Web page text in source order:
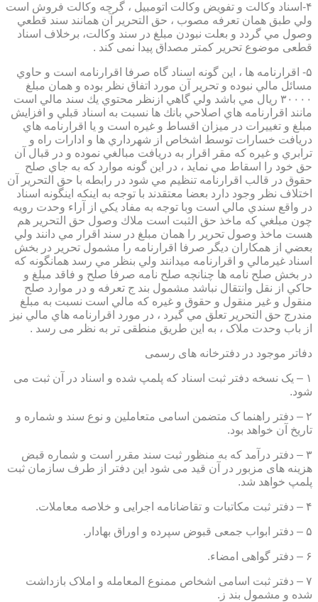
۴-اسناد وكالت و تفويض وكالت اتومبيل ، گرچه وكالت فروش است
ولي طبق همان تعرفه مصوب ، حق التحرير آن همانند سند قطعي
وصول مي گردد و بعلت نبودن مبلغ در سند وكالت، برخلاف اسناد
قطعی موضوع تحریر کمتر مصداق پیدا نمی کند .
۵- اقرارنامه ها ، اين گونه اسناد گاه صرفا اقرارنامه است و حاوي
مسائل مالي نبوده و تحرير آن مورد اتفاق نظر بوده و همان مبلغ
۳۰۰۰۰ ريال مي باشد ولي گاهي ازنظر محتوي يك سند مالي است
مانند اقرارنامه هاي اصلاحي بانك ها نسبت به اسناد قبلي و افزايش
مبلغ و تغييرات در ميزان اقساط و غيره است و يا اقرارنامه هاي
دريافت خسارات توسط اشخاص از شهرداري ها و ادارات راه و
ترابري و غيره كه مقر اقرار به دريافت مبالغي نموده و در قبال آن
حق خود را اسقاط مي نمايد ، در اين گونه موارد كه به جاي صلح
حقوق در قالب اقرارنامه تنظيم مي شود در رابطه با حق التحرير آن
اختلاف نظر وجود دارد بعضا معتقدند با توجه به اينكه اينگونه اسناد
در واقع سندي مالي است وبا توجه به مفاد يكي از آراء وحدت رويه
چون مبلغي كه ماخذ حق الثبت است ملاك وصول حق التحرير هم
هست ماخذ وصول تحرير را همان مبلغ در سند اقرار مي دانند ولي
بعضي از همكاران ديگر صرفا اقرارنامه را مشمول تحرير در بخش
اسناد غيرمالي و اقرارنامه ميدانند ولي بنظر مي رسد همانگونه كه
در بخش صلح نامه ها چنانچه صلح نامه صرفا صلح و فاقد مبلغ و
حاكي از نقل وانتقال نباشد مشمول بند ج تعرفه و در موارد صلح
منقول و غير منقول و حقوق و غيره كه مالي است نسبت به مبلغ
مندرج حق التحرير تعلق مي گيرد ، در مورد اقرارنامه هاي مالي نيز
از باب وحدت ملاک ، به این طریق منطقی تر به نظر می رسد .
دفاتر موجود در دفترخانه های رسمی
۱ – یک نسخه دفتر ثبت اسناد که پلمپ شده و اسناد در آن ثبت می
شود.
۲ – دفتر راهنما ک متضمن اسامی متعاملین و نوع سند و شماره و
تاریخ آن خواهد بود.
۳ – دفتر درآمد که به منظور ثبت سند مقرر است و شماره قبض
هزینه های مزبور در آن قید می شود این دفتر از طرف سازمان ثبت
پلمپ خواهد شد.
۴ – دفتر ثبت مکاتبات و تقاضانامه اجرایی و خلاصه معاملات.
۵ – دفتر ابواب جمعی قبوض سپرده و اوراق بهادار.
۶ – دفتر گواهی امضاء.
۷ – دفتر ثبت اسامی اشخاص ممنوع المعامله و املاک بازداشت
شده و مشمول بند ز.